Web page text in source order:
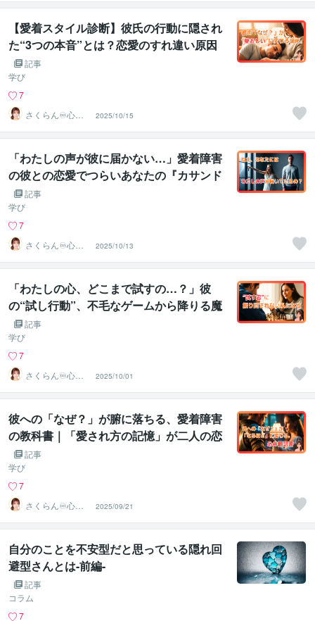
【愛着スタイル診断】彼氏の行動に隠され
た“3つの本音”とは？恋愛のすれ違い原因
とタイプ別トリセツ
記事
学び
7
さくらん♾️心理
カウンセラー✨
❤️✨
2025/10/15
「わたしの声が彼に届かない…」愛着障害
の彼との恋愛でつらいあなたの『カサンド
ラ症候群』な孤独を希望に変えるガイド
記事
学び
7
さくらん♾️心理
カウンセラー✨
❤️✨
2025/10/13
「わたしの心、どこまで試すの…？」彼
の“試し行動”、不毛なゲームから降りる魔
法の原則
記事
学び
7
さくらん♾️心理
カウンセラー✨
❤️✨
2025/10/01
彼への「なぜ？」が腑に落ちる、愛着障害
の教科書｜「愛され方の記憶」が二人の恋
をどう動かしているのか？
記事
学び
7
さくらん♾️心理
カウンセラー✨
❤️✨
2025/09/21
自分のことを不安型だと思っている隠れ回
避型さんとは-前編-
記事
コラム
7